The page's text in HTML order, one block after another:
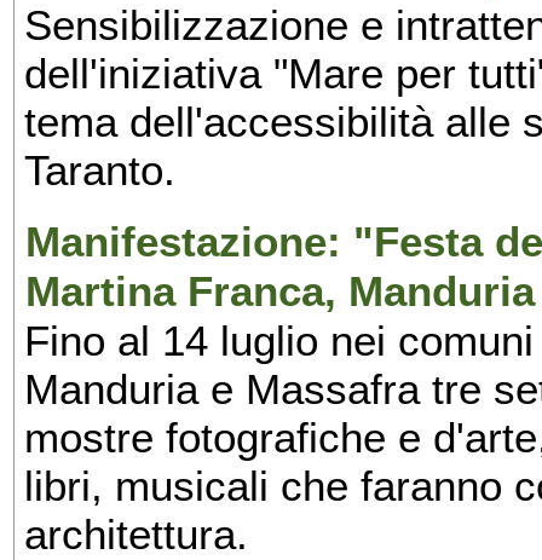
Sensibilizzazione e
dell'iniziativa "Mare per
tema dell'accessibilità alle
Taranto.
Manifestazione: "Festa
Martina Franca,
Fino al 14 luglio nei
Manduria e Massafra tre
mostre fotografiche e
libri, musicali che faranno
architettura.